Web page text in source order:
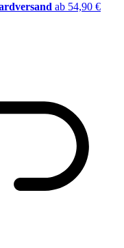
ab 54,90 €